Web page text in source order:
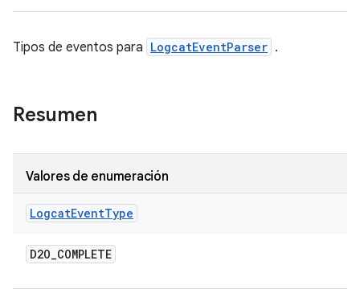
Tipos de eventos para LogcatEventParser .
Resumen
Valores de enumeración
LogcatEventType
D2O_COMPLETE